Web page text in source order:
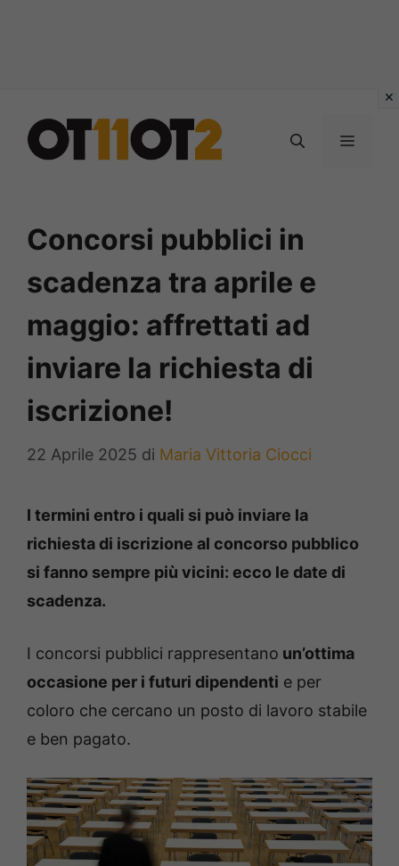
contenuto
MENU
Concorsi pubblici in
scadenza tra aprile e
maggio: affrettati ad
inviare la richiesta di
iscrizione!
22 Aprile 2025 di Maria Vittoria Ciocci
I termini entro i quali si può inviare la
richiesta di iscrizione al concorso pubblico
si fanno sempre più vicini: ecco le date di
scadenza.
I concorsi pubblici rappresentano un’ottima
occasione per i futuri dipendenti e per
coloro che cercano un posto di lavoro stabile
e ben pagato.